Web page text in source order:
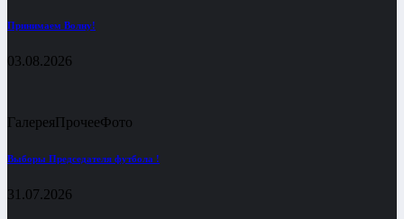
Принимаем Волну!
03.08.2026
ГалереяПрочееФото
Выборы Председателя футбола !
31.07.2026